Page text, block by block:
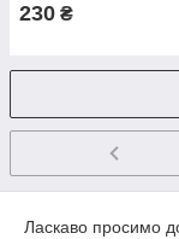
230 ₴
Ласкаво просимо